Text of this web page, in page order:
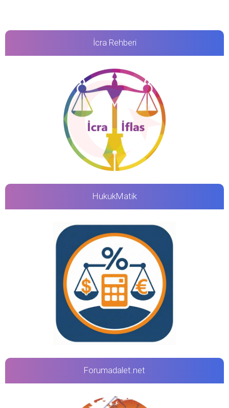
İcra Rehberi
HukukMatik
Forumadalet.net